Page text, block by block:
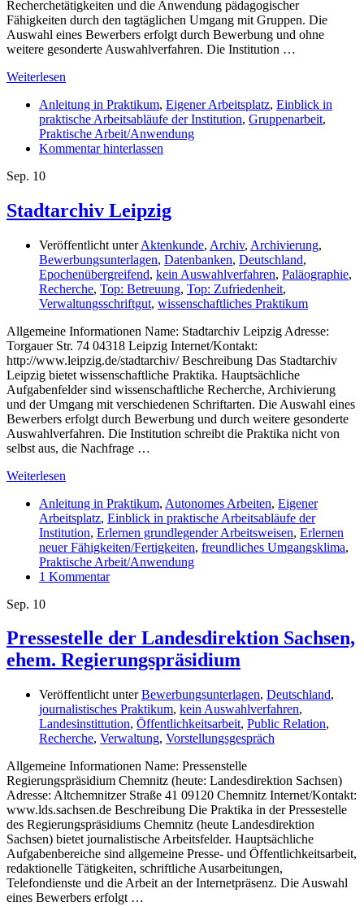
Recherchetätigkeiten und die Anwendung pädagogischer
Fähigkeiten durch den tagtäglichen Umgang mit Gruppen. Die
Auswahl eines Bewerbers erfolgt durch Bewerbung und ohne
weitere gesonderte Auswahlverfahren. Die Institution …
Weiterlesen
Anleitung in Praktikum, Eigener Arbeitsplatz, Einblick in
praktische Arbeitsabläufe der Institution, Gruppenarbeit,
Praktische Arbeit/Anwendung
Kommentar hinterlassen
Sep. 10
Stadtarchiv Leipzig
Veröffentlicht unterAktenkunde, Archiv, Archivierung,
Bewerbungsunterlagen, Datenbanken, Deutschland,
Epochenübergreifend, kein Auswahlverfahren, Paläographie,
Recherche, Top: Betreuung, Top: Zufriedenheit,
Verwaltungsschriftgut, wissenschaftliches Praktikum
Allgemeine Informationen Name: Stadtarchiv Leipzig Adresse:
Torgauer Str. 74 04318 Leipzig Internet/Kontakt:
http://www.leipzig.de/stadtarchiv/ Beschreibung Das Stadtarchiv
Leipzig bietet wissenschaftliche Praktika. Hauptsächliche
Aufgabenfelder sind wissenschaftliche Recherche, Archivierung
und der Umgang mit verschiedenen Schriftarten. Die Auswahl eines
Bewerbers erfolgt durch Bewerbung und durch weitere gesonderte
Auswahlverfahren. Die Institution schreibt die Praktika nicht von
selbst aus, die Nachfrage …
Weiterlesen
Anleitung in Praktikum, Autonomes Arbeiten, Eigener
Arbeitsplatz, Einblick in praktische Arbeitsabläufe der
Institution, Erlernen grundlegender Arbeitsweisen, Erlernen
neuer Fähigkeiten/Fertigkeiten, freundliches Umgangsklima,
Praktische Arbeit/Anwendung
1 Kommentar
Sep. 10
Pressestelle der Landesdirektion Sachsen,
ehem. Regierungspräsidium
Veröffentlicht unterBewerbungsunterlagen, Deutschland,
journalistisches Praktikum, kein Auswahlverfahren,
Landesinstittution, Öffentlichkeitsarbeit, Public Relation,
Recherche, Verwaltung, Vorstellungsgespräch
Allgemeine Informationen Name: Pressenstelle
Regierungspräsidium Chemnitz (heute: Landesdirektion Sachsen)
Adresse: Altchemnitzer Straße 41 09120 Chemnitz Internet/Kontakt:
www.lds.sachsen.de Beschreibung Die Praktika in der Pressestelle
des Regierungspräsidiums Chemnitz (heute Landesdirektion
Sachsen) bietet journalistische Arbeitsfelder. Hauptsächliche
Aufgabenbereiche sind allgemeine Presse- und Öffentlichkeitsarbeit,
redaktionelle Tätigkeiten, schriftliche Ausarbeitungen,
Telefondienste und die Arbeit an der Internetpräsenz. Die Auswahl
eines Bewerbers erfolgt …